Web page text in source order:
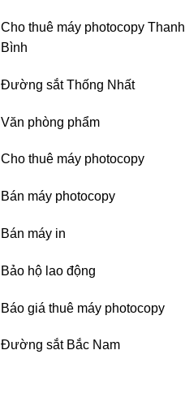
Cho thuê máy photocopy Thanh
Bình
Đường sắt Thống Nhất
Văn phòng phẩm
Cho thuê máy photocopy
Bán máy photocopy
Bán máy in
Bảo hộ lao động
Báo giá thuê máy photocopy
Đường sắt Bắc Nam